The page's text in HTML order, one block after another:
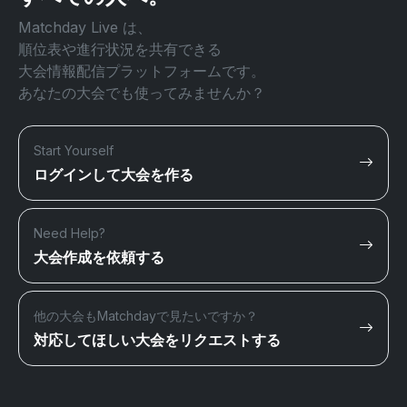
Matchday Live は、
順位表や進行状況を共有できる
大会情報配信プラットフォームです。
あなたの大会でも使ってみませんか？
Start Yourself
ログインして大会を作る
Need Help?
大会作成を依頼する
他の大会もMatchdayで見たいですか？
対応してほしい大会をリクエストする